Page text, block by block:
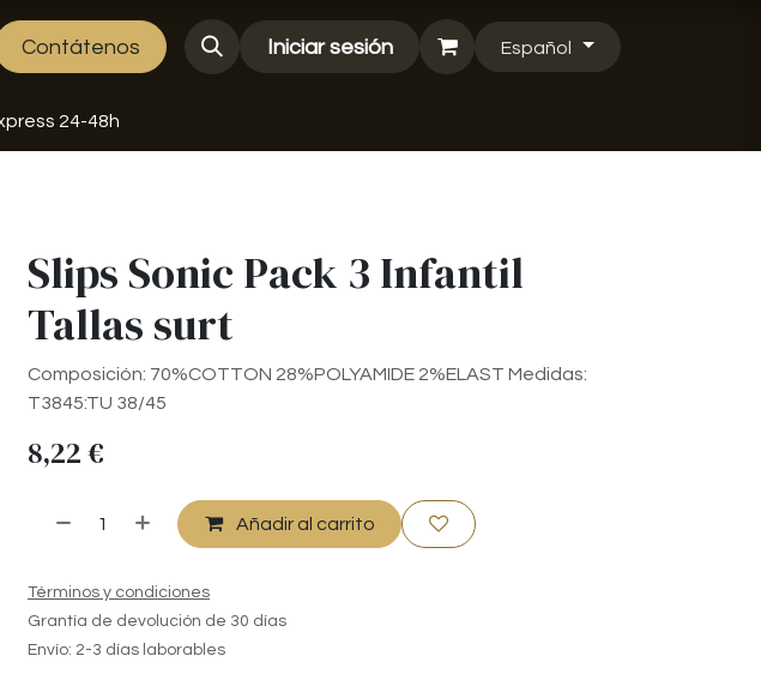
Contátenos Iniciar sesión Español
24-48h
Slips Sonic Pack 3 Infantil
Tallas surt
Composición: 70%COTTON 28%POLYAMIDE 2%ELAST Medidas:
T3845:TU 38/45
8,22€
Añadir al carrito
Términos y condiciones
Grantía de devolución de 30 días
Envío: 2-3 días laborables